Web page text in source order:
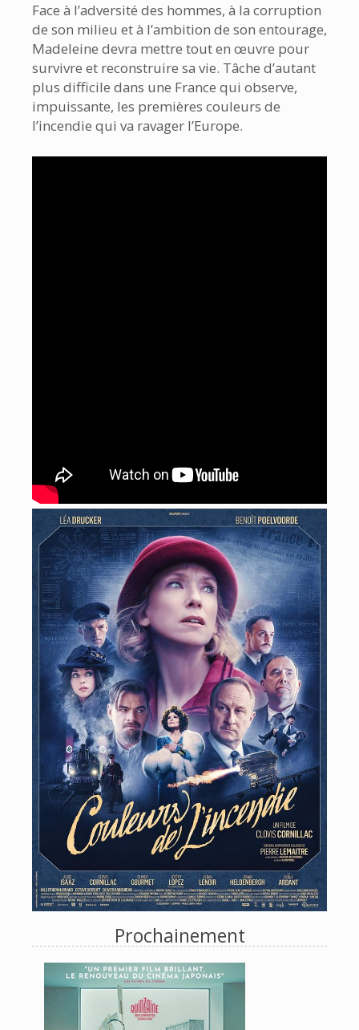
Face à l’adversité des hommes, à la corruption
de son milieu et à l’ambition de son entourage,
Madeleine devra mettre tout en œuvre pour
survivre et reconstruire sa vie. Tâche d’autant
plus difficile dans une France qui observe,
impuissante, les premières couleurs de
l’incendie qui va ravager l’Europe.
Prochainement